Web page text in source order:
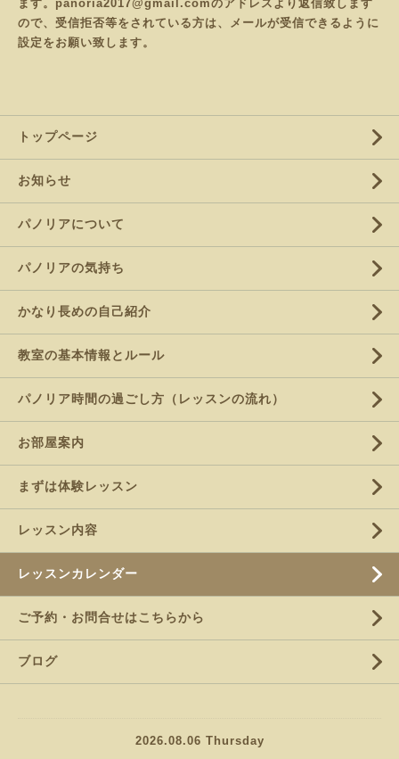
ます。panoria2017@gmail.comのアドレスより返信致します
ので、受信拒否等をされている方は、メールが受信できるように
設定をお願い致します。
トップページ
お知らせ
パノリアについて
パノリアの気持ち
かなり長めの自己紹介
教室の基本情報とルール
パノリア時間の過ごし方（レッスンの流れ）
お部屋案内
まずは体験レッスン
レッスン内容
レッスンカレンダー
ご予約・お問合せはこちらから
ブログ
2026.08.06 Thursday